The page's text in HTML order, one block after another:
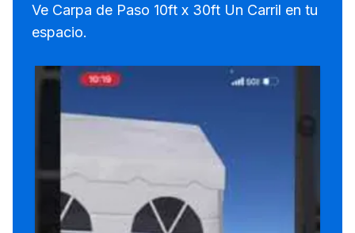
Ve Carpa de Paso 10ft x 30ft Un Carril en tu
espacio.